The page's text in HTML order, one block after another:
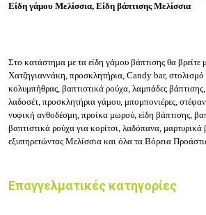
Είδη γάμου Μελίσσια, Είδη βάπτισης Μελίσσια
Στο κατάστημα με τα είδη γάμου βάπτισης θα βρείτε
Χατζηγιαννάκη, προσκλητήρια, Candy bar, στολισμό
κολυμπήθρας, βαπτιστικά ρούχα, λαμπάδες
λαδοσέτ, προσκλητήρια γάμου, μπομπονιέρες,
νυφική ανθοδέσμη, προίκα μωρού, είδη βάπτισης, β
βαπτιστικά ρούχα για κορίτσι, λαδόπανα, μαρτυρικά
εξυπηρετώντας Μελίσσια και όλα τα Βόρεια
Επαγγελματικές κατηγορίες